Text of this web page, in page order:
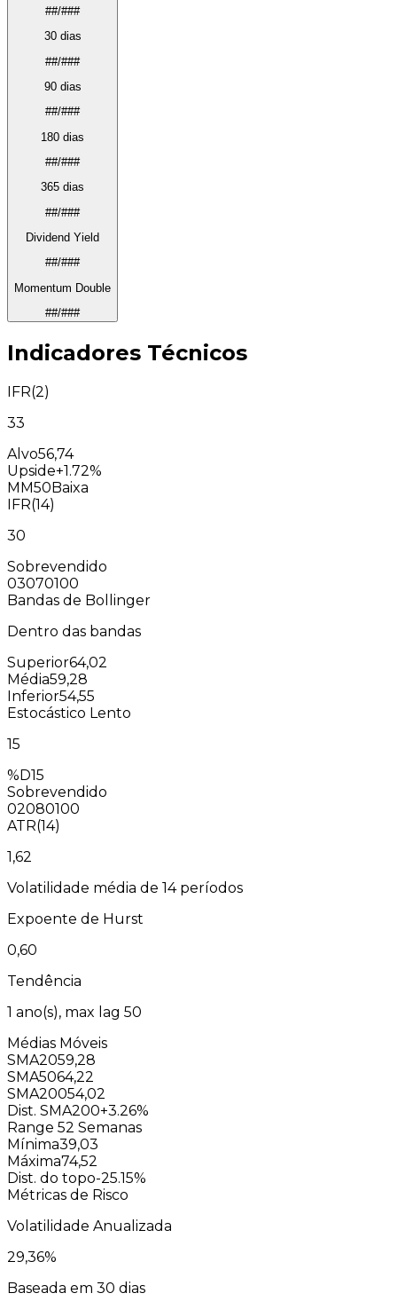
##/###
30 dias
##/###
90 dias
##/###
180 dias
##/###
365 dias
##/###
Dividend Yield
##/###
Momentum Double
##/###
Indicadores Técnicos
IFR(2)
33
Alvo56,74
Upside+1.72%
MM50Baixa
IFR(14)
30
Sobrevendido
03070100
Bandas de Bollinger
Dentro das bandas
Superior64,02
Média59,28
Inferior54,55
Estocástico Lento
15
%D15
Sobrevendido
02080100
ATR(14)
1,62
Volatilidade média de 14 períodos
Expoente de Hurst
0,60
Tendência
1 ano(s), max lag 50
Médias Móveis
SMA2059,28
SMA5064,22
SMA20054,02
Dist. SMA200+3.26%
Range 52 Semanas
Mínima39,03
Máxima74,52
Dist. do topo-25.15%
Métricas de Risco
Volatilidade Anualizada
29,36%
Baseada em 30 dias